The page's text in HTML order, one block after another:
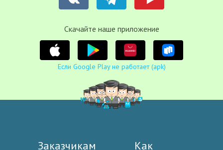
Cкачайте наше приложение
Если Google Play не работает (apk)
Заказчикам
Как